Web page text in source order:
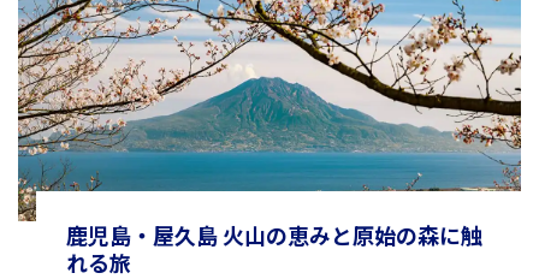
鹿児島・屋久島 火山の恵みと原始の森に触
れる旅